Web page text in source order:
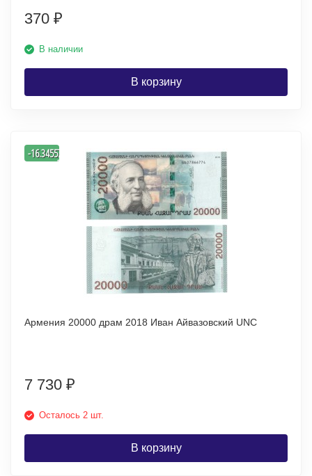
370 ₽
В наличии
В корзину
-
-16.345574954846
%
Армения 20000 драм 2018 Иван Айвазовский UNC
7 730 ₽
Осталось 2 шт.
В корзину